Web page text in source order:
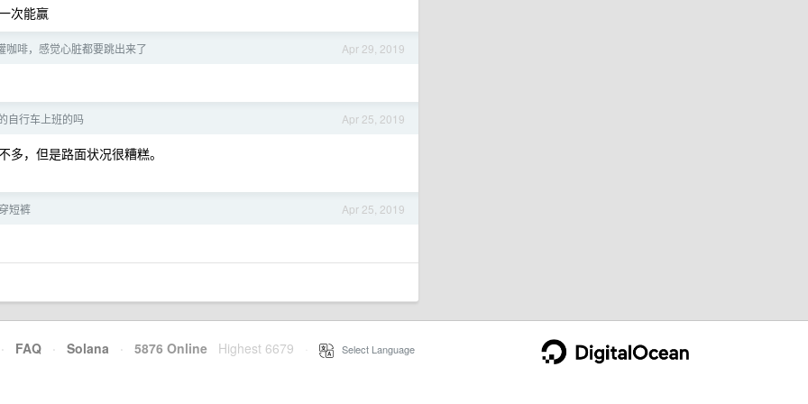
次能赢
Apr 29, 2019
咖啡，感觉心脏都要跳出来了
Apr 25, 2019
自行车上班的吗
，但是路面状况很糟糕。
Apr 25, 2019
短裤
· FAQ · Solana · 5876 Online Highest 6679 Select Language